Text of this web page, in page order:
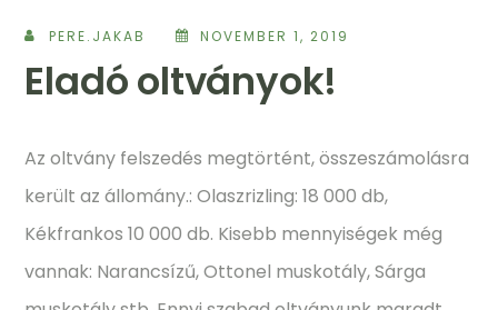
PERE.JAKAB NOVEMBER 1, 2019
Eladó oltványok!
Az oltvány felszedés megtörtént, összeszámolásra
került az állomány.: Olaszrizling: 18 000 db,
Kékfrankos 10 000 db. Kisebb mennyiségek még
vannak: Narancsízű, Ottonel muskotály, Sárga